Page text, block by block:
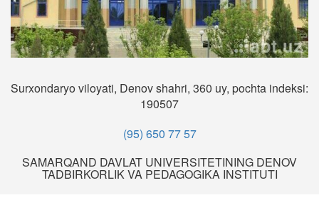
Surxondaryo viloyati, Denov shahri, 360 uy, pochta indeksi:
190507
(95) 650 77 57
SAMARQAND DAVLAT UNIVERSITETINING DENOV
TADBIRKORLIK VA PEDAGOGIKA INSTITUTI